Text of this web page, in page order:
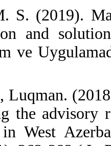
7. Çevik, M.
administration
study. Kuram
8. Ebrahimi,
to expanding
case study in